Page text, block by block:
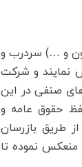
و …) سردرب و
روز خاموش نمایند و شرکت
صنفی در این
حقوق عامه و
طریق بازرسان
منعکس نموده تا